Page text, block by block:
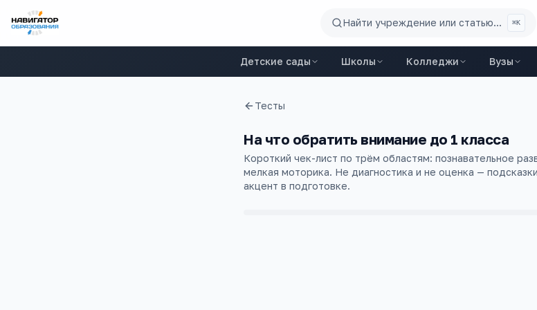
Найти учреждение или статью... ⌘K
Детские сады Школы Колледжи Вузы
Тесты
На что обратить внимание до 1 класса
Короткий чек-лист по трём областям: познавательное
мелкая моторика. Не диагностика и не оценка —
акцент в подготовке.